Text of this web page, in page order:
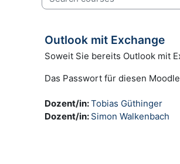
Outlook mit Exchange
Soweit Sie bereits Outlook mit
Das Passwort für diesen
Dozent/in:Tobias Güthinger
Dozent/in: Simon Walkenbach